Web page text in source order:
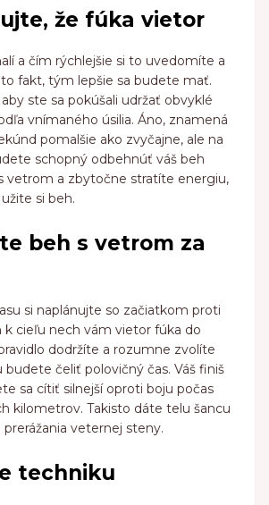
že fúka vietor
a čím rýchlejšie si to uvedomíte a
fakt, tým lepšie sa budete mať.
ste sa pokúšali udržať obvyklé
vnímaného úsilia. Áno, znamená
pomalšie ako zvyčajne, ale na
schopný odbehnúť váš beh
vetrom a zbytočne stratíte energiu,
si beh.
beh s vetrom za
si naplánujte so začiatkom proti
cieľu nech vám vietor fúka do
dodržíte a rozumne zvolíte
budete čeliť polovičný čas. Váš finiš
sa cítiť silnejší oproti boju počas
kilometrov. Takisto dáte telu šancu
veternej steny.
techniku